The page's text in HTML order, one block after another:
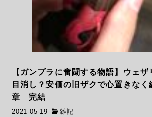
【ガンプラに奮闘する物語】ウェ
目消し？安価の旧ザクで心置きな
章 完結
2021-05-19 雑記